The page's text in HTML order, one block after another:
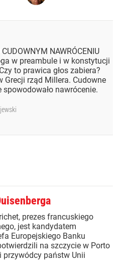
NAWRÓCENIU
w preambule i w konstytucji
to prawica głos zabiera?
Grecji rząd Millera. Cudowne
spowodowało nawrócenie.
prezes francuskiego
jest kandydatem
Europejskiego Banku
na szczycie w Porto
przywódcy państw Unii